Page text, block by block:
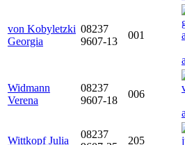
von Kobyletzki
Georgia
08237
9607-13
001
Widmann
Verena
08237
9607-18
006
Wittkopf Julia
08237
205